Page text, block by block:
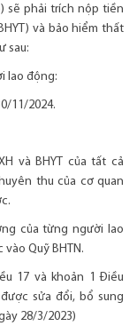
sẽ phải trích nộp tiền
và bảo hiểm thất
sau:
lao động:
11/2024.
và BHYT của tất cả
thu của cơ quan
của từng người lao
Quỹ BHTN.
17 và khoản 1 Điều
sửa đổi, bổ sung
28/3/2023)